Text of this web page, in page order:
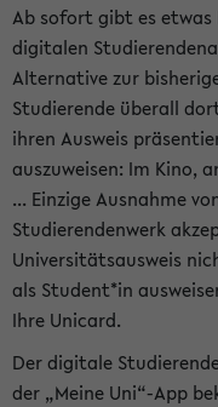
Ab sofort gibt es etwas
digitalen
Alternative zur
Studierende überall
ihren Ausweis
auszuweisen: Im Kino,
... Einzige Ausnahme
Studierendenwerk
Universitätsausweis
als Student*in
Ihre Unicard.
Der digitale
der „Meine Uni“-App